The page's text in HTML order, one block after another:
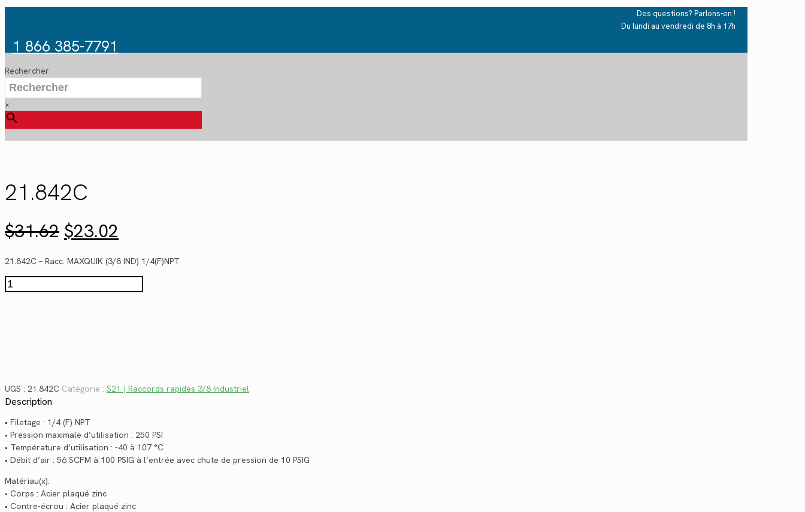
Des questions? Parlons-en !
Du lundi au vendredi de 8h à 17h
1 866 385-7791
Rechercher
×
21.842C
$31.62 Le
prix
initial
était :
$31.62.
$23.02
prix
actuel
est :
$23.02.
21.842C – Racc. MAXQUIK (3/8 IND) 1/4(F)NPT
quantité
de
UGS : 21.842C Catégorie : S21 | Raccords rapides 3/8 Industriel
Description
• Filetage : 1/4 (F) NPT
• Pression maximale d’utilisation : 250 PSI
• Température d’utilisation : -40 à 107 °C
• Débit d’air : 56 SCFM à 100 PSIG à l’entrée avec chute de pression de 10 PSIG
Matériau(x):
• Corps : Acier plaqué zinc
• Contre-écrou : Acier plaqué zinc